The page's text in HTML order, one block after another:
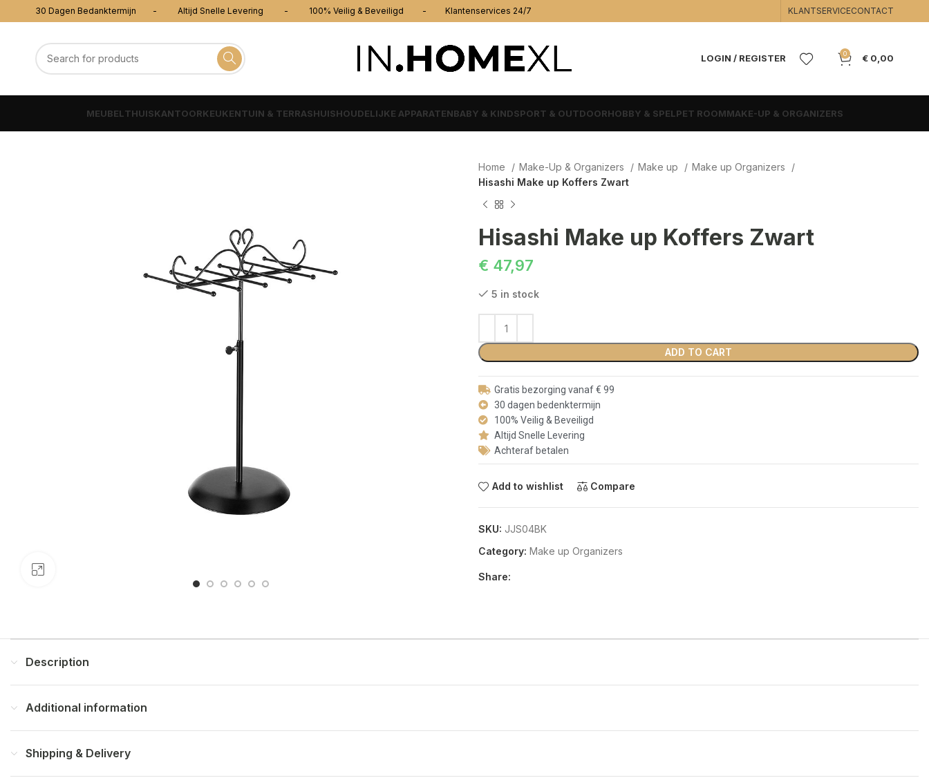
30 Dagen Bedanktermijn - Altijd Snelle Levering - 100% Veilig & Beveiligd - Klantenservices 24/7 KLANTSERVICECONTACT
LOGIN / REGISTER 0 € 0,00
MEUBEL THUISKANTOORKEUKENTUIN & TERRASHUISHOUDELIJKE APPARATENBABY & KINDSPORT & OUTDOORHOBBY & SPEL PET ROOMMAKE-UP & ORGANIZERS
Home Make-Up & Organizers Make up
Make up Organizers
Hisashi Make up Koffers Zwart
Hisashi Make up Koffers Zwart
€ 47,97
5 in stock
ADD TO CART
Gratis bezorging vanaf € 99
30 dagen bedenktermijn
100% Veilig & Beveiligd
Altijd Snelle Levering
Achteraf betalen
Add to wishlist Compare
SKU: JJS04BK
Category: Make up Organizers
Share:
Description
Additional information
Shipping & Delivery